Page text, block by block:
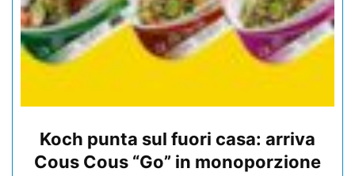
Koch punta sul fuori casa: arriva
Cous Cous “Go” in monoporzione